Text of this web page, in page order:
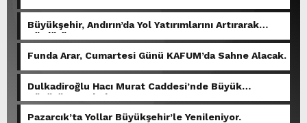
Büyükşehir, Andırın’da Yol Yatırımlarını Artırarak
Sürdürüyor.
Funda Arar, Cumartesi Günü KAFUM’da Sahne Alacak.
Dulkadiroğlu Hacı Murat Caddesi’nde Büyük
Dönüşüm Başladı.
Pazarcık’ta Yollar Büyükşehir’le Yenileniyor.